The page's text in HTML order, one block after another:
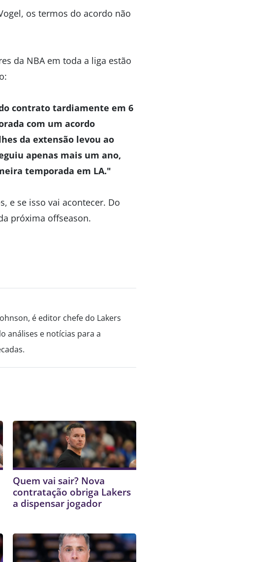
os termos do acordo não
da NBA em toda a liga estão
contrato tardiamente em 6
com um acordo
da extensão levou ao
apenas mais um ano,
temporada em LA."
e se isso vai acontecer. Do
próxima offseason.
é editor chefe do Lakers
análises e notícias para a
Quem vai sair? Nova
contratação obriga Lakers
a dispensar jogador